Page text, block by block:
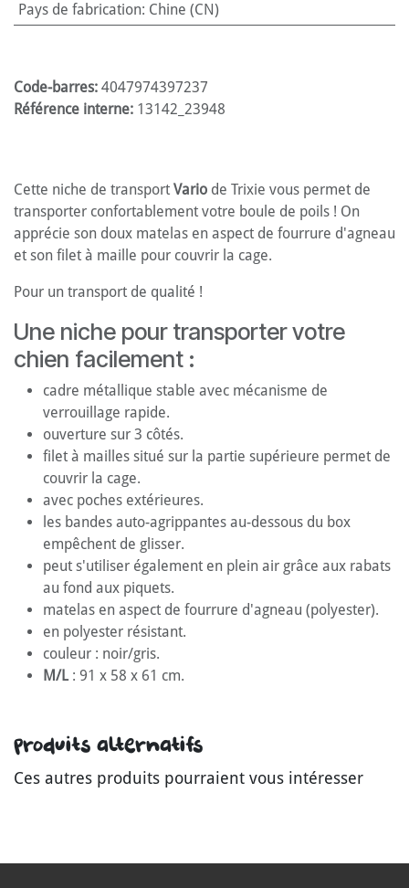
Pays de fabrication: Chine (CN)
Code-barres: 4047974397237
Référence interne: 13142_23948
Cette niche de transport Vario de Trixie vous permet de
transporter confortablement votre boule de poils ! On
apprécie son doux matelas en aspect de fourrure d'agneau
et son filet à maille pour couvrir la cage.
Pour un transport de qualité !
Une niche pour transporter votre
chien facilement :
cadre métallique stable avec mécanisme de
verrouillage rapide.
ouverture sur 3 côtés.
filet à mailles situé sur la partie supérieure permet de
couvrir la cage.
avec poches extérieures.
les bandes auto-agrippantes au-dessous du box
empêchent de glisser.
peut s'utiliser également en plein air grâce aux rabats
au fond aux piquets.
matelas en aspect de fourrure d'agneau (polyester).
en polyester résistant.
couleur : noir/gris.
M/L: 91 x 58 x 61 cm.
Produits alternatifs
Ces autres produits pourraient vous intéresser